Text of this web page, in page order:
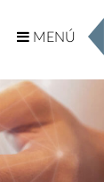
MENÚ
MENÚ